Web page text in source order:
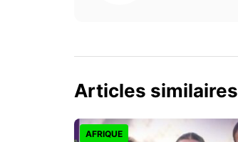
Articles similaires
AFRIQUE